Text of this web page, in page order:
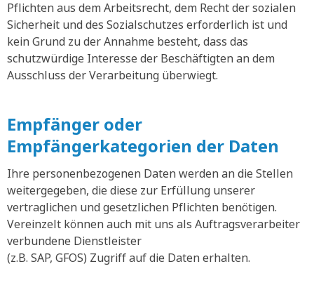
Pflichten aus dem Arbeitsrecht, dem Recht der sozialen
Sicherheit und des Sozialschutzes erforderlich ist und
kein Grund zu der Annahme besteht, dass das
schutzwürdige Interesse der Beschäftigten an dem
Ausschluss der Verarbeitung überwiegt.
Empfänger oder
Empfängerkategorien der Daten
Ihre personenbezogenen Daten werden an die Stellen
weitergegeben, die diese zur Erfüllung unserer
vertraglichen und gesetzlichen Pflichten benötigen.
Vereinzelt können auch mit uns als Auftragsverarbeiter
verbundene Dienstleister
(z.B. SAP, GFOS) Zugriff auf die Daten erhalten.